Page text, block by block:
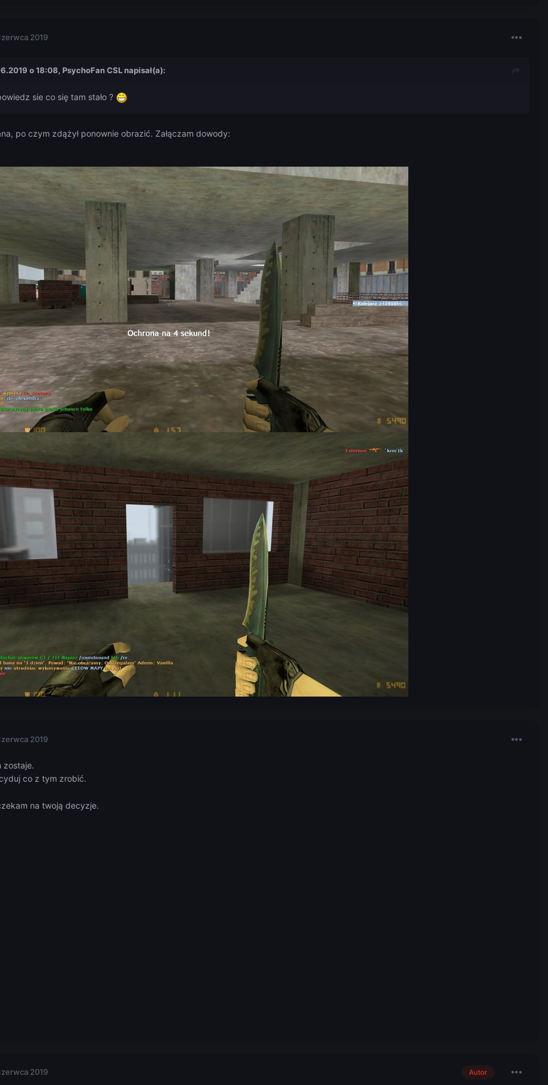
2019
o 18:08, PsychoFan CSLnapisał(a):
sie co się tam stało ?
po czym zdążył ponownie obrazić. Załączam dowody:
2019
zostaje.
co z tym zrobić.
na twoją decyzje.
Autor
2019